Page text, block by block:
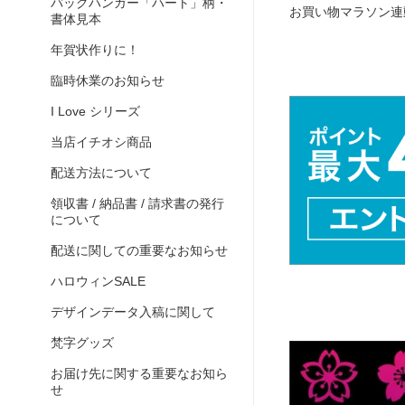
書体見本
年賀状作りに！
臨時休業のお知らせ
I Love シリーズ
当店イチオシ商品
配送方法について
領収書 / 納品書 / 請求書の発行
について
配送に関しての重要なお知らせ
ハロウィンSALE
デザインデータ入稿に関して
梵字グッズ
お届け先に関する重要なお知ら
せ
お買い物マラソン